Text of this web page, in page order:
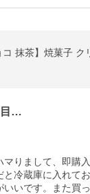
コ 抹茶】焼菓子
目…
りまして、即購
冷蔵庫に入れて
いです。また買